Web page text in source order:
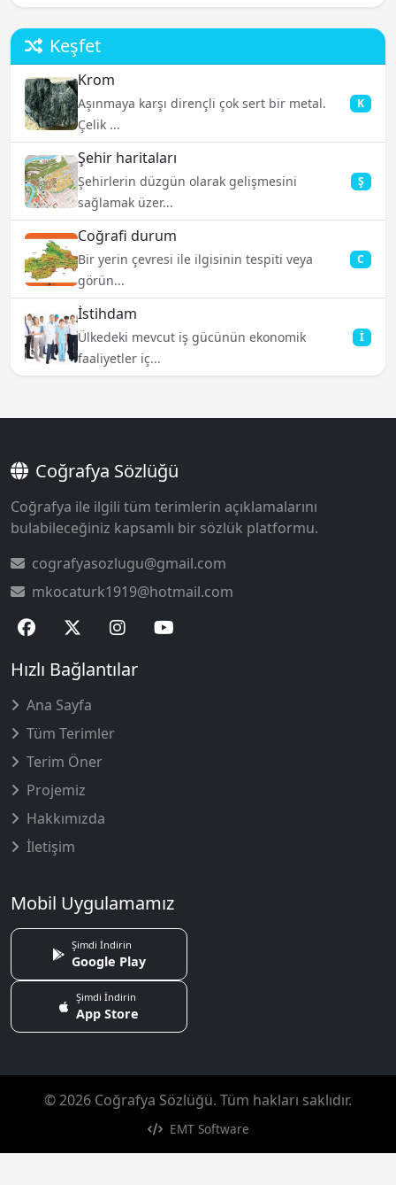
Keşfet
Krom
Aşınmaya karşı dirençli çok sert bir metal.
Çelik ...
K
Şehir haritaları
Şehirlerin düzgün olarak gelişmesini
sağlamak üzer...
Ş
Coğrafi durum
Bir yerin çevresi ile ilgisinin tespiti veya
görün...
C
İstihdam
Ülkedeki mevcut iş gücünün ekonomik
faaliyetler iç...
İ
Coğrafya Sözlüğü
Coğrafya ile ilgili tüm terimlerin açıklamalarını
bulabileceğiniz kapsamlı bir sözlük platformu.
cografyasozlugu@gmail.com
mkocaturk1919@hotmail.com
Hızlı Bağlantılar
Ana Sayfa
Tüm Terimler
Terim Öner
Projemiz
Hakkımızda
İletişim
Mobil Uygulamamız
Şimdi İndirin
Google Play
Şimdi İndirin
App Store
© 2026 Coğrafya Sözlüğü. Tüm hakları saklıdır.
EMT Software